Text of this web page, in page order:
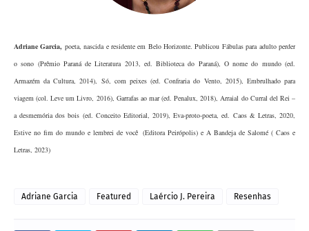
Adriane Garcia, poeta, nascida e residente em Belo Horizonte. Publicou Fábulas para adulto perder
o sono (Prêmio Paraná de Literatura 2013, ed. Biblioteca do Paraná), O nome do mundo (ed.
Armazém da Cultura, 2014), Só, com peixes (ed. Confraria do Vento, 2015), Embrulhado para
viagem (col. Leve um Livro, 2016), Garrafas ao mar (ed. Penalux, 2018), Arraial do Curral del Rei –
a desmemória dos bois (ed. Conceito Editorial, 2019), Eva-proto-poeta, ed. Caos & Letras, 2020,
Estive no fim do mundo e lembrei de você (Editora Peirópolis) e A Bandeja de Salomé ( Caos e
Letras, 2023)
Adriane Garcia Featured Laércio J. Pereira Resenhas